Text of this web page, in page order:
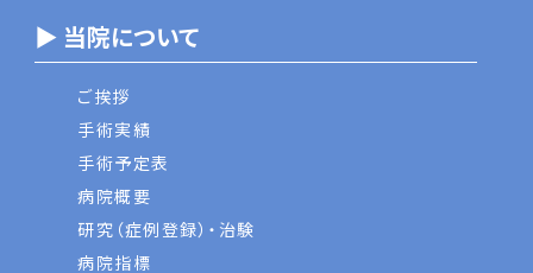
▶ 当院について
ご挨拶
手術実績
手術予定表
病院概要
研究（症例登録）・治験
病院指標